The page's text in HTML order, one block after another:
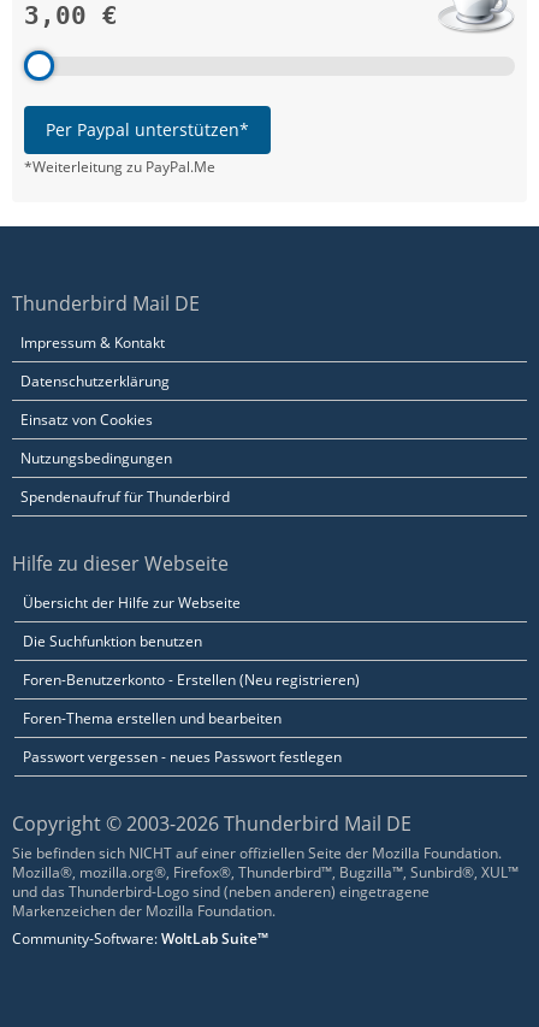
3,00 €
Per Paypal unterstützen*
*Weiterleitung zu PayPal.Me
Thunderbird Mail DE
Impressum & Kontakt
Datenschutzerklärung
Einsatz von Cookies
Nutzungsbedingungen
Spendenaufruf für Thunderbird
Hilfe zu dieser Webseite
Übersicht der Hilfe zur Webseite
Die Suchfunktion benutzen
Foren-Benutzerkonto - Erstellen (Neu registrieren)
Foren-Thema erstellen und bearbeiten
Passwort vergessen - neues Passwort festlegen
Copyright © 2003-2026 Thunderbird Mail DE
Sie befinden sich NICHT auf einer offiziellen Seite der Mozilla Foundation.
Mozilla®, mozilla.org®, Firefox®, Thunderbird™, Bugzilla™, Sunbird®, XUL™
und das Thunderbird-Logo sind (neben anderen) eingetragene
Markenzeichen der Mozilla Foundation.
Community-Software:WoltLab Suite™